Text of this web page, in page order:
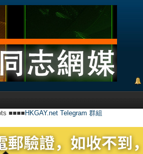
■■■■ HKGAY.net Telegram 群組